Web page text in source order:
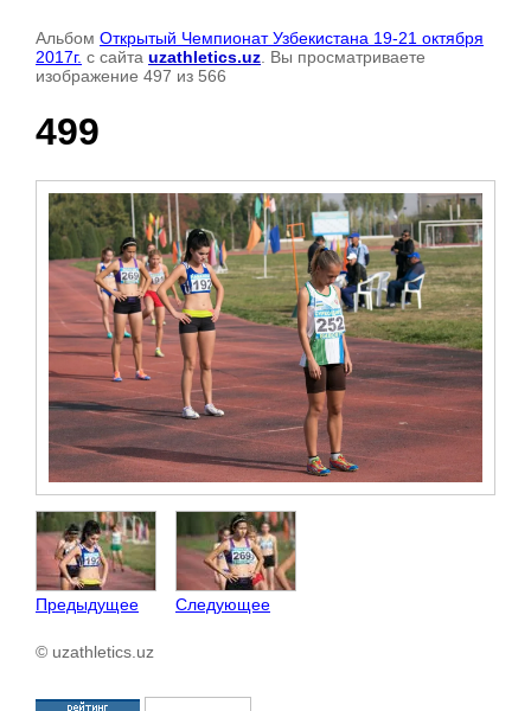
Альбом Открытый Чемпионат Узбекистана 19-21 октября
2017г. с сайта uzathletics.uz . Вы просматриваете
изображение 497 из 566
499
Предыдущее Следующее
© uzathletics.uz